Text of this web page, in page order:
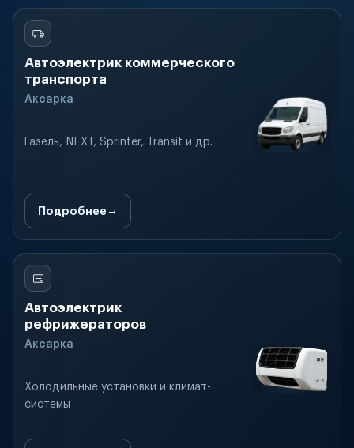
Автоэлектрик коммерческого
транспорта
Аксарка
Газель, NEXT, Sprinter, Transit и др.
Подробнее
Автоэлектрик
рефрижераторов
Аксарка
Холодильные установки и климат-
системы